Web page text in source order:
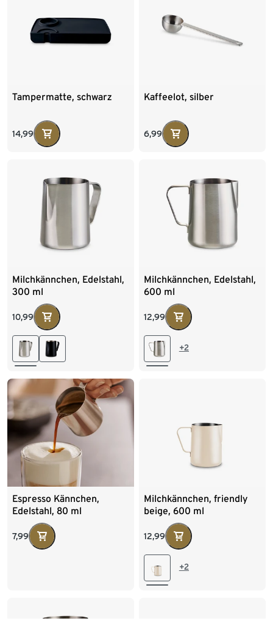
Tampermatte, schwarz
14,99
Kaffeelot, silber
6,99
Milchkännchen, Edelstahl,
300 ml
10,99
Milchkännchen, Edelstahl,
600 ml
12,99
+2
Espresso Kännchen,
Edelstahl, 80 ml
7,99
Milchkännchen, friendly
beige, 600 ml
12,99
+2